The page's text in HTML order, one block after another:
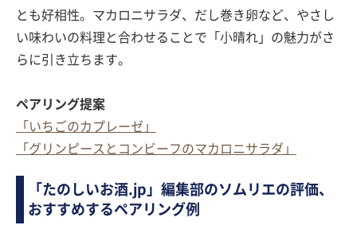
とも好相性。マカロニサラダ、だし巻き卵など、やさし
い味わいの料理と合わせることで「小晴れ」の魅力がさ
らに引き立ちます。
ペアリング提案
「いちごのカプレーゼ」
「グリンピースとコンビーフのマカロニサラダ」
「たのしいお酒.jp」編集部のソムリエの評価、
おすすめするペアリング例